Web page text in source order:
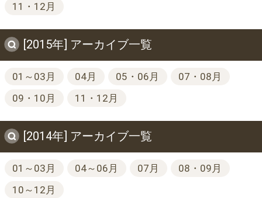
11・12月
[2015年] アーカイブ一覧
01～03月 04月 05・06月
07・08月
09・10月
11・12月
[2014年] アーカイブ一覧
01～03月 04～06月 07月
08・09月
10～12月